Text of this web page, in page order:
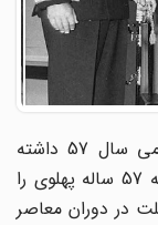
اگر بخواهیم تعریف کوتاهی از انقلاب اسلامی سال 57 داشته
باشیم باید بگوئیم که این انقلاب رژیم وابسته 57 ساله پهلوی را
در دوران معاصر